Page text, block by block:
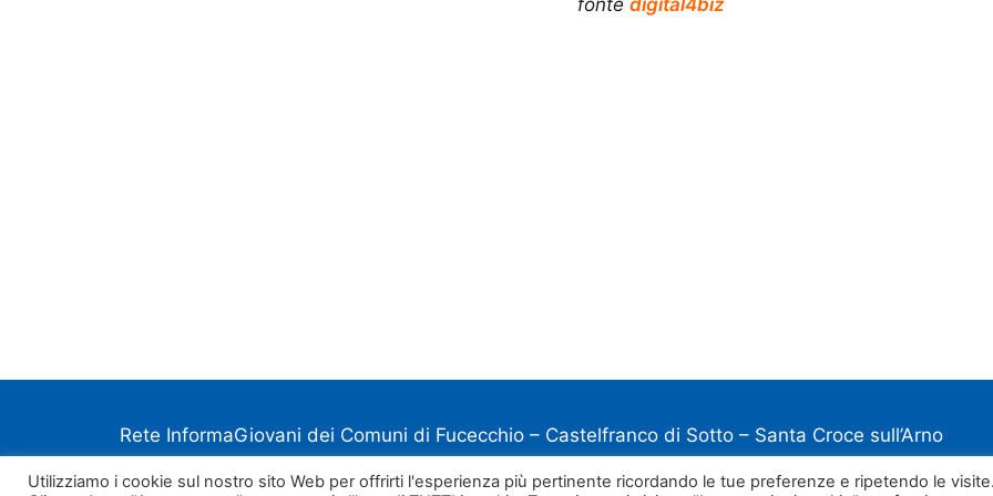
fonte digital4biz
Rete InformaGiovani dei Comuni di Fucecchio – Castelfranco di Sotto – Santa Croce sull’Arno
Utilizziamo i cookie sul nostro sito Web per offrirti l'esperienza più pertinente ricordando le tue preferenze e ripetendo le